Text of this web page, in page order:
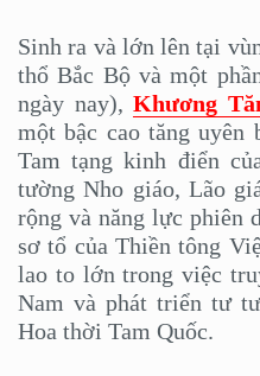
Sinh ra và lớn lên tại
thổ Bắc Bộ và một
ngày nay), Khương
một bậc cao tăng uyên
Tam tạng kinh điển
tường Nho giáo, Lão
rộng và năng lực phiên
sơ tổ của Thiền tông
lao to lớn trong việc
Nam và phát triển tư
Hoa thời Tam Quốc.